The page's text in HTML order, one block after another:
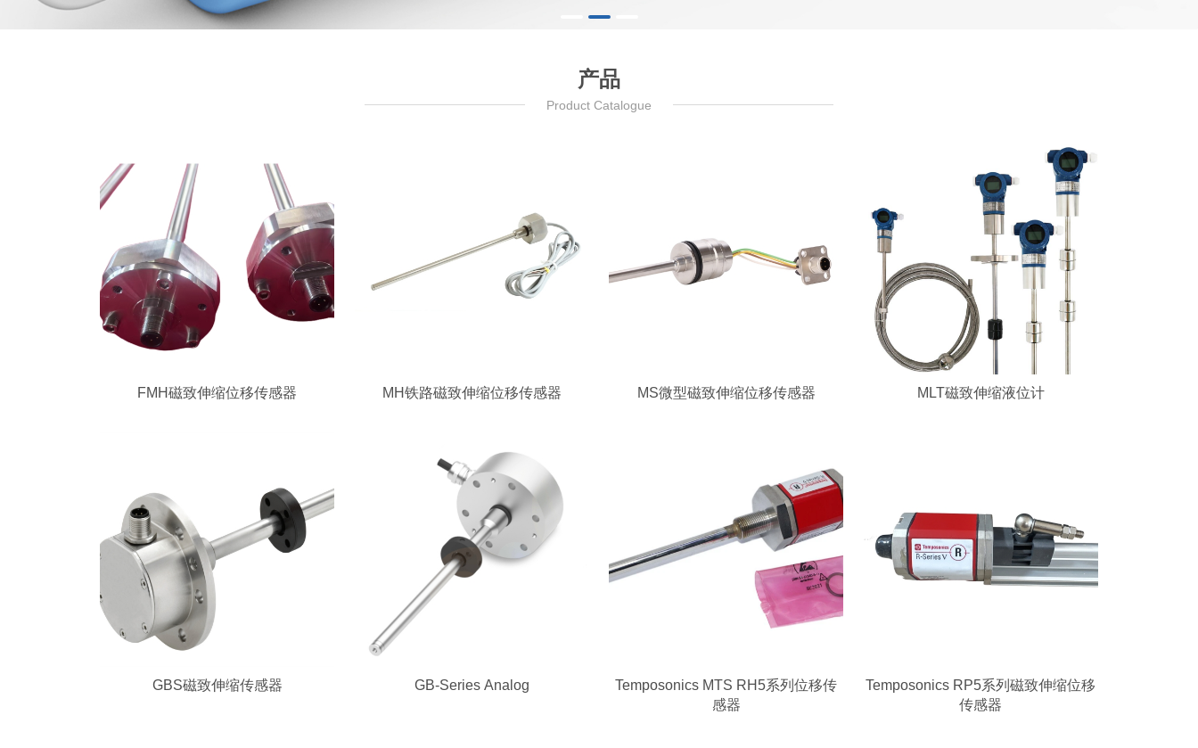
产品
Product Catalogue
FMH磁致伸缩位移传感器 MH铁路磁致伸缩位移传感器 MS微型磁致伸缩位移传感器 MLT磁致伸缩液位计
GBS磁致伸缩传感器 GB-Series Analog
Temposonics MTS RH5系列位移传
感器
Temposonics RP5系列磁致伸缩位移
传感器